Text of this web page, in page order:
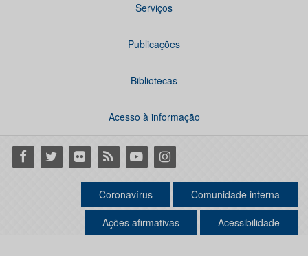
Serviços
Publicações
Bibliotecas
Acesso à informação
Facebook
Twitter Flickr RSS YoutubeInstagram
Coronavírus Comunidade interna
Ações afirmativas Acessibilidade